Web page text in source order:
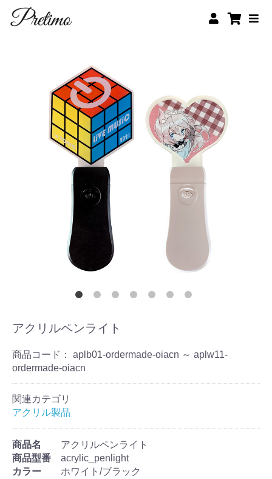
アクリルペンライト
商品コード： aplb01-ordermade-oiacn ～ aplw11-
ordermade-oiacn
関連カテゴリ
アクリル製品
商品名
アクリルペンライト
商品型番
acrylic_penlight
カラー
ホワイト/ブラック